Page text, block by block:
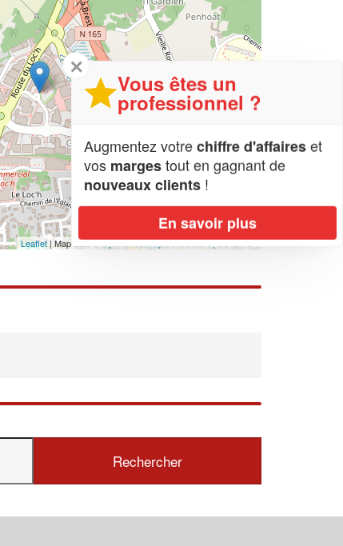
Leaflet| Map data ©OpenStreetMap contributors,CC-BY-SA
✕
Vous êtes un
professionnel ?
Augmentez votrechiffre d'affaireset
vos margestout en gagnant de
nouveaux clients !
En savoir plus